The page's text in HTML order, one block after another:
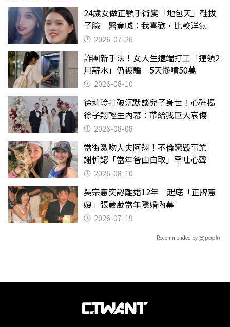
24歲女做正顎手術變「地包天」鞋拔
子臉 醫竟喊：我喜歡，比較洋氣
2026-07-26
詐團新手法！女大生遠端打工「連領2
月薪水」仍被騙 5天慘噴50萬
2026-08-10
徐莉玲打破沉默談兒子身世！心碎揭
徐子翔輕生內幕：帶給我巨大哀傷
2026-08-08
當街激吻人夫阿翔！不倫戀毀事業
謝忻認「當年咎由自取」罕吐心聲
2026-08-10
吳宗憲突認離婚12年 起底「正牌憲
嫂」張葳葳當年隱婚內幕
2026-07-19
Recommended by